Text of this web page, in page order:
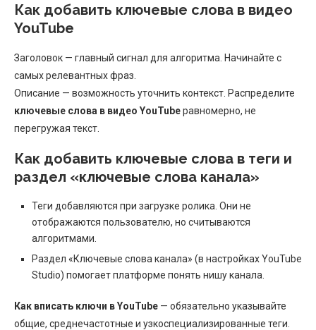
Как добавить ключевые слова в видео
YouTube
Заголовок — главный сигнал для алгоритма. Начинайте с
самых релевантных фраз.
Описание — возможность уточнить контекст. Распределите
ключевые слова в видео YouTubeравномерно, не
перегружая текст.
Как добавить ключевые слова в теги и
раздел «ключевые слова канала»
Теги добавляются при загрузке ролика. Они не
отображаются пользователю, но считываются
алгоритмами.
Раздел «Ключевые слова канала» (в настройках YouTube
Studio) помогает платформе понять нишу канала.
Как вписать ключи в YouTube — обязательно указывайте
общие, среднечастотные и узкоспециализированные теги.